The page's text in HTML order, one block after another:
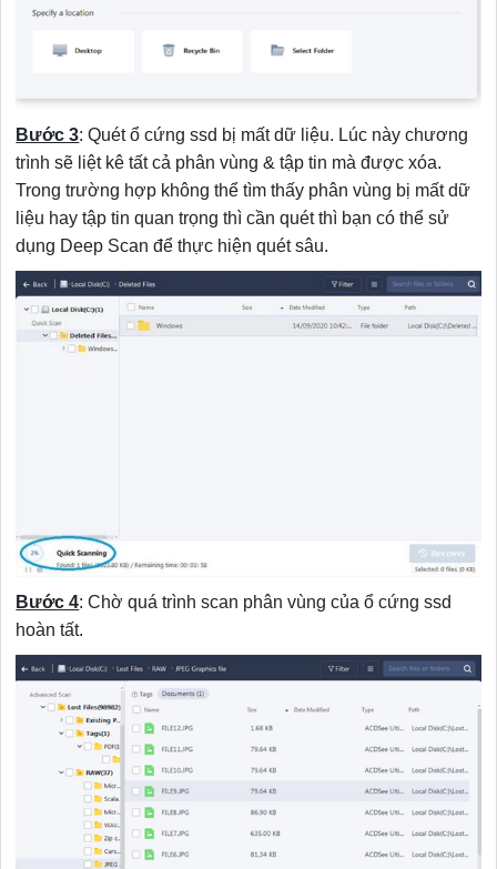
Bước 3: Quét ổ cứng ssd bị mất dữ liệu. Lúc này chương
trình sẽ liệt kê tất cả phân vùng & tập tin mà được xóa.
Trong trường hợp không thể tìm thấy phân vùng bị mất dữ
liệu hay tập tin quan trọng thì cần quét thì bạn có thể sử
dụng Deep Scan để thực hiện quét sâu.
Bước 4: Chờ quá trình scan phân vùng của ổ cứng ssd
hoàn tất.